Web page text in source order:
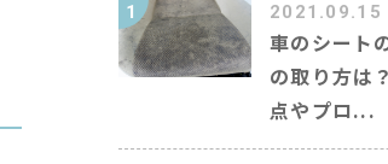
キャラクター紹介
1 2021.09.15
車のシート
の取り方は
点やプロ...